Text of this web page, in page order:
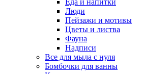
Люди
Пейзажи и мотивы
Цветы и листва
Фауна
Надписи
Все для мыла с нуля
Бомбочки для ванны